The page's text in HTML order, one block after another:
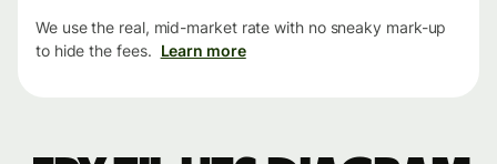
We use the real, mid-market rate with no sneaky mark-up
to hide the fees. Learn more